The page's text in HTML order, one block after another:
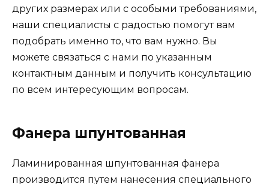
других размерах или с особыми требованиями,
наши специалисты с радостью помогут вам
подобрать именно то, что вам нужно. Вы
можете связаться с нами по указанным
контактным данным и получить консультацию
по всем интересующим вопросам.
Фанера шпунтованная
Ламинированная шпунтованная фанера
производится путем нанесения специального